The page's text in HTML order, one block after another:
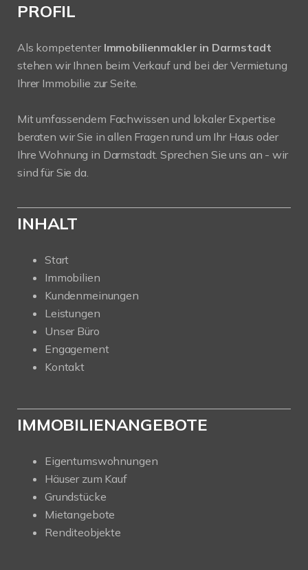
PROFIL
Als kompetenter Immobilienmakler in Darmstadt
stehen wir Ihnen beim Verkauf und bei der Vermietung
Ihrer Immobilie zur Seite.
Mit umfassendem Fachwissen und lokaler Expertise
beraten wir Sie in allen Fragen rund um Ihr Haus oder
Ihre Wohnung in Darmstadt. Sprechen Sie uns an - wir
sind für Sie da.
INHALT
Start
Immobilien
Kundenmeinungen
Leistungen
Unser Büro
Engagement
Kontakt
IMMOBILIENANGEBOTE
Eigentumswohnungen
Häuser zum Kauf
Grundstücke
Mietangebote
Renditeobjekte